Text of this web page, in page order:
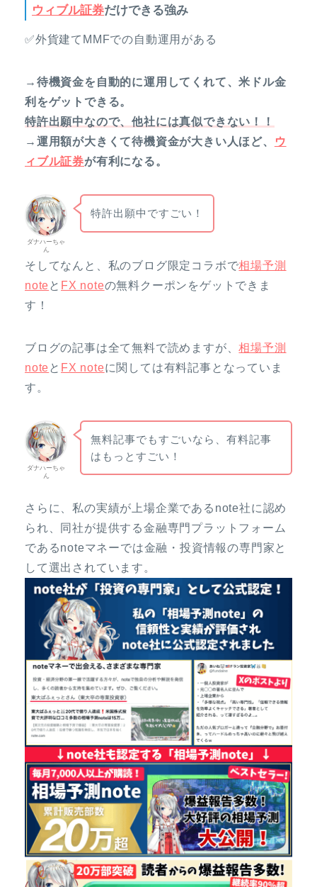
ウィブル証券だけできる強み
✅外貨建てMMFでの自動運用がある
→待機資金を自動的に運用してくれて、米ドル金
利をゲットできる。
特許出願中なので、他社には真似できない！！
→運用額が大きくて待機資金が大きい人ほど、
ウ
ィブル証券が有利になる。
ダナハーちゃ
ん
特許出願中ですごい！
そしてなんと、私のブログ限定コラボで相場予測
note と FX noteの無料クーポンをゲットできま
す！
ブログの記事は全て無料で読めますが、相場予測
note と FX noteに関しては有料記事となっていま
す。
ダナハーちゃ
ん
無料記事でもすごいなら、有料記事
はもっとすごい！
さらに、私の実績が上場企業であるnote社に認め
られ、同社が提供する金融専門プラットフォーム
であるnoteマネーでは金融・投資情報の専門家と
して選出されています。